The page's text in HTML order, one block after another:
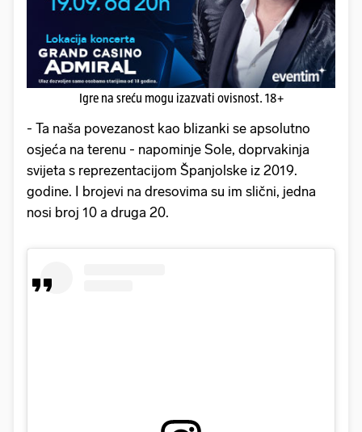
Igre na sreću mogu izazvati ovisnost. 18+
- Ta naša povezanost kao blizanki se apsolutno
osjeća na terenu - napominje Sole, doprvakinja
svijeta s reprezentacijom Španjolske iz 2019.
godine. I brojevi na dresovima su im slični, jedna
nosi broj 10 a druga 20.